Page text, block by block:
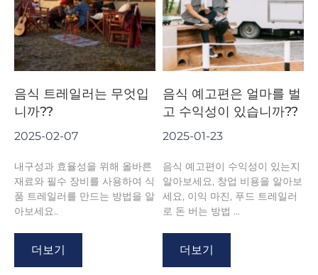
음식 트레일러는 무엇입
니까??
2025-02-07
내구성과 효율성을 위해 올바른
재료와 필수 장비를 사용하여 식
품 트레일러를 만드는 방법을 알
아보세요..
더보기
음식 예고편은 얼마를 벌
고 수익성이 있습니까??
2025-01-23
음식 예고편이 수익성이 있는지
알아보세요, 창업 비용을 알아보
세요, 이익 마진, 푸드 트레일러
로 돈 버는 방법 ...
더보기